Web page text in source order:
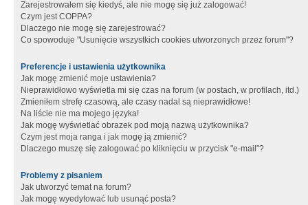
Zarejestrowałem się kiedyś, ale nie mogę się już zalogować!
Czym jest COPPA?
Dlaczego nie mogę się zarejestrować?
Co spowoduje "Usunięcie wszystkich cookies utworzonych przez forum"?
Preferencje i ustawienia użytkownika
Jak mogę zmienić moje ustawienia?
Nieprawidłowo wyświetla mi się czas na forum (w postach, w profilach, itd.)
Zmieniłem strefę czasową, ale czasy nadal są nieprawidłowe!
Na liście nie ma mojego języka!
Jak mogę wyświetlać obrazek pod moją nazwą użytkownika?
Czym jest moja ranga i jak mogę ją zmienić?
Dlaczego muszę się zalogować po kliknięciu w przycisk "e-mail"?
Problemy z pisaniem
Jak utworzyć temat na forum?
Jak mogę wyedytować lub usunąć posta?